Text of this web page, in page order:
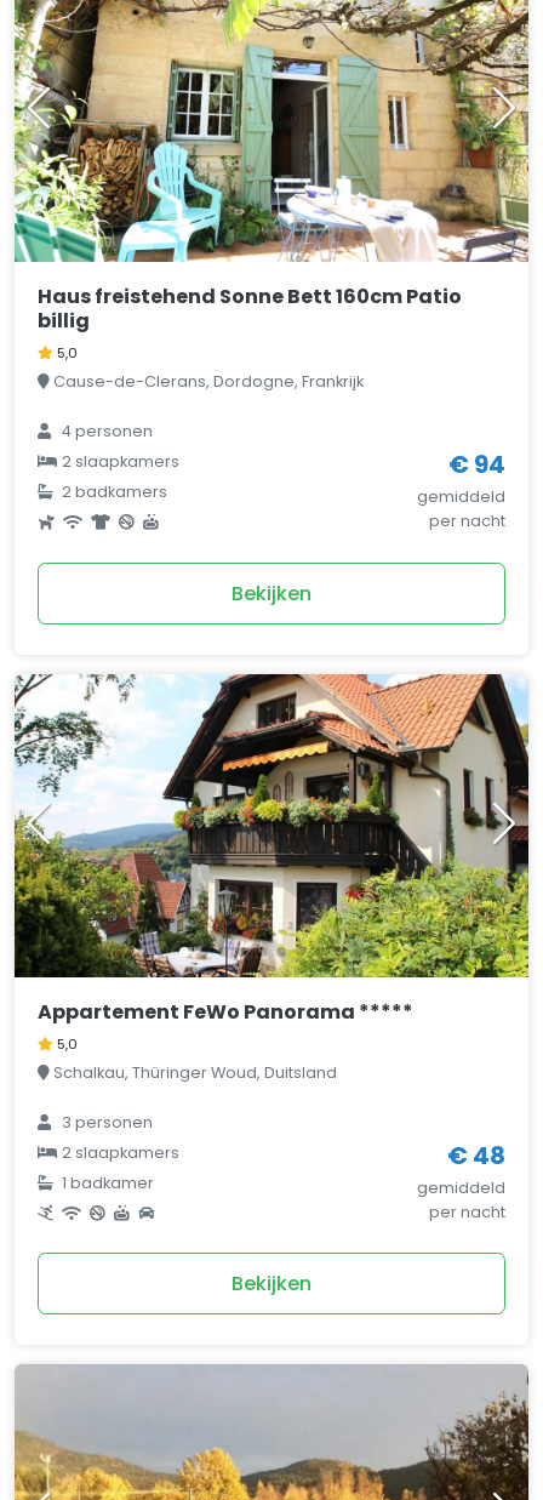
Haus freistehend Sonne Bett 160cm Patio
billig
5,0
Cause-de-Clerans, Dordogne, Frankrijk
4 personen
2 slaapkamers
2 badkamers
€ 94
gemiddeld
per nacht
Bekijken
Appartement FeWo Panorama *****
5,0
Schalkau, Thüringer Woud, Duitsland
3 personen
2 slaapkamers
1 badkamer
€ 48
gemiddeld
per nacht
Bekijken